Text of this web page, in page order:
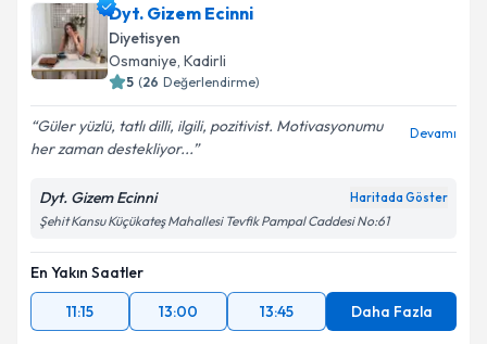
Dyt. Nil Ünaliçin randevu takvimi talebi oluşturun.
Size bu uzmandan randevu almanız için bir takvim
hazırlandığında e-posta ile bilgilendireceğiz.
Kişisel verilerimin işlenmesine ilişkin
Aydınlatma
Metni'ni okudum ve kişisel verilerimin belirtilen
kapsamda işlenmesini kabul ediyorum.
Takvim Talebini Gönder
Dyt. Gizem Ecinni
Diyetisyen
Osmaniye, Kadirli
5 (26 Değerlendirme)
Güler yüzlü, tatlı dilli, ilgili, pozitivist. Motivasyonumu
her zaman destekliyor...
Devamı
Dyt. Gizem Ecinni Haritada Göster
Şehit Kansu Küçükateş Mahallesi Tevfik Pampal Caddesi No:61
En Yakın Saatler
11:15
13:00 13:45 Daha Fazla